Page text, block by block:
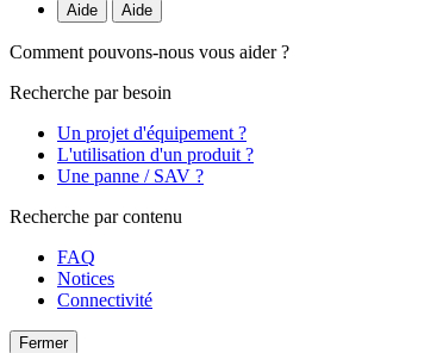
Aide Aide
Comment pouvons-nous vous aider ?
Recherche par besoin
Un projet d'équipement ?
L'utilisation d'un produit ?
Une panne / SAV ?
Recherche par contenu
FAQ
Notices
Connectivité
Fermer